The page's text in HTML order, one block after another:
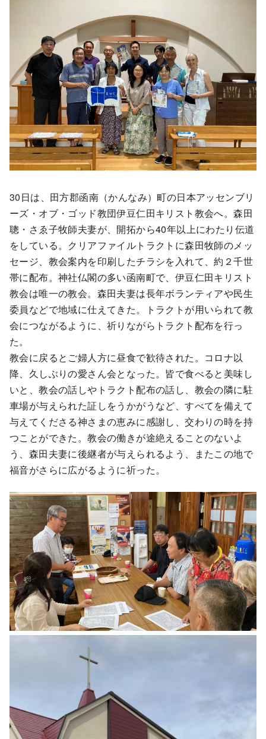
30日は、田方郡函南（かんなみ）町の日本アッセンブリ
ーズ・オブ・ゴッド教団伊豆仁田キリスト教会へ。森田
聰・さゑ子牧師夫妻が、開拓から40年以上にわたり伝道
をしている。クリアファイルトラクトに森田牧師のメッ
セージ、教会案内を印刷したチラシを入れて、約２千世
帯に配布。神社仏閣の多い函南町で、伊豆仁田キリスト
教会は唯一の教会。森田夫妻は長年ボランティアや民生
委員などで地域に仕えてきた。トラクトが用いられて教
会につながるように、祈りながらトラクト配布を行っ
た。
教会に戻るとご婦人方に昼食で歓待された。コロナ以
降、久しぶりの愛さん会となった。皆で食べると美味し
いと、教会の話しやトラクト配布の話し、教会の隣に駐
車場が与えられた証しをうかがうなど、すべてを備えて
与えてくださる神さまの恵みに感謝し、交わりの時を持
つことができた。教会の働きが途絶えることのないよ
う、森田夫妻に後継者が与えられるよう、またこの地で
福音がさらに広がるように祈った。